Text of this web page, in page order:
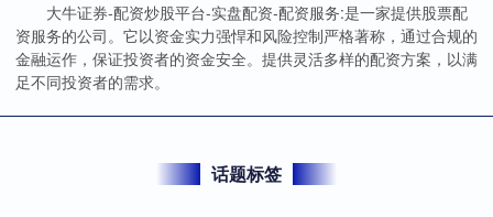
大牛证券-配资炒股平台-实盘配资-配资服务:是一家提供股票配
资服务的公司。它以资金实力强悍和风险控制严格著称，通过合规的
金融运作，保证投资者的资金安全。提供灵活多样的配资方案，以满
足不同投资者的需求。
话题标签